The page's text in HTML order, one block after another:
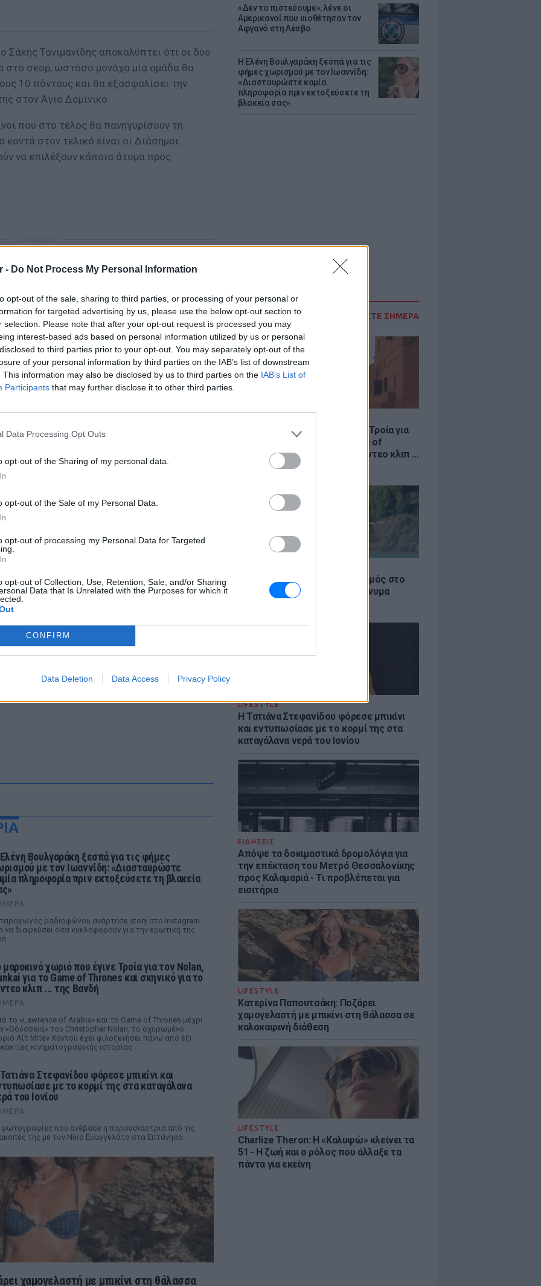
- Do Not Process My Personal Information
opt-out of the sale, sharing to third parties, or processing of your personal or
for targeted advertising by us, please use the below opt-out section to
selection. Please note that after your opt-out request is processed you may
interest-based ads based on personal information utilized by us or personal
to third parties prior to your opt-out. You may separately opt-out of the
of your personal information by third parties on the IAB’s list of downstream
This information may also be disclosed by us to third parties on the IAB’s List of
Participants that may further disclose it to other third parties.
Data Processing Opt Outs
opt-out of the Sharing of my personal data.
opt-out of the Sale of my Personal Data.
opt-out of processing my Personal Data for Targeted
opt-out of Collection, Use, Retention, Sale, and/or Sharing
Data that Is Unrelated with the Purposes for which it
CONFIRM
Data Deletion Data Access Privacy Policy
«Δεν το πιστεύουμε», λένε οι
Αμερικανοί που υιοθέτησαν τον
Αφγανό στη Λέσβο
Η Ελένη Βουλγαράκη ξεσπά για τις
φήμες χωρισμού με τον Ιωαννίδη:
«Διασταυρώστε καμία
πληροφορία πριν εκτοξεύσετε τη
βλακεία σας»
ΔΙΑΒΑΣΤΕ ΣΗΜΕΡΑ
Το μαροκινό χωριό που έγινε Τροία για
τον Nolan, Yunkai για το Game of
Thrones και σκηνικό για το βίντεο κλιπ ...
της Βανδή
Φωτιά στην Κόρινθο: Συναγερμός στο
Στεφάνι - Εναέρια μέσα και μήνυμα
LIFESTYLE
Η Τατιάνα Στεφανίδου φόρεσε μπικίνι
και εντυπωσίασε με το κορμί της στα
καταγάλανα νερά του Ιονίου
ΕΙΔΗΣΕΙΣ
Απόψε τα δοκιμαστικά δρομολόγια για
την επέκταση του Μετρό Θεσσαλονίκης
προς Καλαμαριά - Τι προβλέπεται για
εισιτήρια
LIFESTYLE
Κατερίνα Παπουτσάκη: Ποζάρει
χαμογελαστή με μπικίνι στη θάλασσα σε
καλοκαιρινή διάθεση
LIFESTYLE
Charlize Theron: Η «Καλυψώ» κλείνει τα
51 - H ζωή και ο ρόλος που άλλαξε τα
πάντα για εκείνη
Τανιμανίδης αποκαλύπτει ότι οι δύο
στο σκορ, ωστόσο μονάχα μία ομάδα θα
10 πόντους και θα εξασφαλίσει την
στον Άγιο Δομίνικο.
που στο τέλος θα πανηγυρίσουν τη
κοντά στον τελικό είναι οι Διάσημοι.
να επιλέξουν κάποια άτομα προς
στο Google News
γιαΜόδα,Ομορφιά
και στο Instagram
ΔΙΑΦΗΜΙΣΗ
Βουλγαράκη ξεσπά για τις φήμες
με τον Ιωαννίδη: «Διασταυρώστε
πληροφορία πριν εκτοξεύσετε τη βλακεία
ραδιοφώνου ανάρτησε story στο Instagram
να διαψεύσει όσα κυκλοφορούν για την ερωτική της
μαροκινό χωριό που έγινε Τροία για τον Nolan,
για το Game of Thrones και σκηνικό για το
κλιπ ... της Βανδή
το «Lawrence of Arabia» και το Game of Thrones μέχρι
«Οδύσσεια» του Christopher Nolan, το οχυρωμένο
Αΐτ Μπεν Χαντού έχει φιλοξενήσει πάνω από έξι
κινηματογραφικής ιστορίας
Στεφανίδου φόρεσε μπικίνι και
με το κορμί της στα καταγάλανα
του Ιονίου
φωτογραφίες που ανέβασε η παρουσιάστρια από τις
της με τον Νίκο Ευαγγελάτο στα Επτάνησα
χαμογελαστή με μπικίνι στη θάλασσα